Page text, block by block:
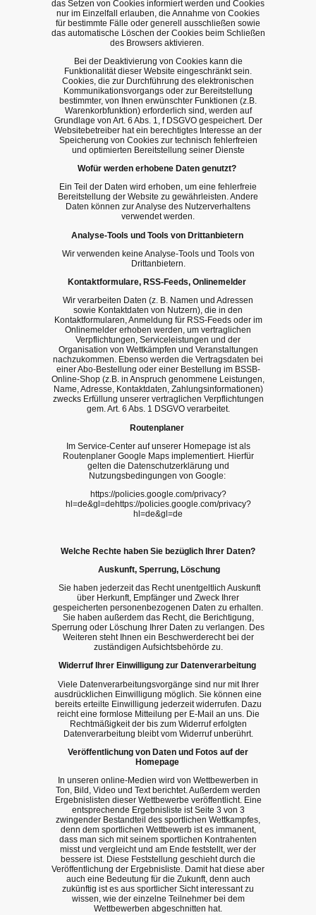
das Setzen von Cookies informiert werden und Cookies
nur im Einzelfall erlauben, die Annahme von Cookies
für bestimmte Fälle oder generell ausschließen sowie
das automatische Löschen der Cookies beim Schließen
des Browsers aktivieren.
Bei der Deaktivierung von Cookies kann die
Funktionalität dieser Website eingeschränkt sein.
Cookies, die zur Durchführung des elektronischen
Kommunikationsvorgangs oder zur Bereitstellung
bestimmter, von Ihnen erwünschter Funktionen (z.B.
Warenkorbfunktion) erforderlich sind, werden auf
Grundlage von Art. 6 Abs. 1, f DSGVO gespeichert. Der
Websitebetreiber hat ein berechtigtes Interesse an der
Speicherung von Cookies zur technisch fehlerfreien
und optimierten Bereitstellung seiner Dienste
Wofür werden erhobene Daten genutzt?
Ein Teil der Daten wird erhoben, um eine fehlerfreie
Bereitstellung der Website zu gewährleisten. Andere
Daten können zur Analyse des Nutzerverhaltens
verwendet werden.
Analyse-Tools und Tools von Drittanbietern
Wir verwenden keine Analyse-Tools und Tools von
Drittanbietern.
Kontaktformulare, RSS-Feeds, Onlinemelder
Wir verarbeiten Daten (z. B. Namen und Adressen
sowie Kontaktdaten von Nutzern), die in den
Kontaktformularen, Anmeldung für RSS-Feeds oder im
Onlinemelder erhoben werden, um vertraglichen
Verpflichtungen, Serviceleistungen und der
Organisation von Wettkämpfen und Veranstaltungen
nachzukommen. Ebenso werden die Vertragsdaten bei
einer Abo-Bestellung oder einer Bestellung im BSSB-
Online-Shop (z.B. in Anspruch genommene Leistungen,
Name, Adresse, Kontaktdaten, Zahlungsinformationen)
zwecks Erfüllung unserer vertraglichen Verpflichtungen
gem. Art. 6 Abs. 1 DSGVO verarbeitet.
Routenplaner
Im Service-Center auf unserer Homepage ist als
Routenplaner Google Maps implementiert. Hierfür
gelten die Datenschutzerklärung und
Nutzungsbedingungen von Google:
https://policies.google.com/privacy?
hl=de&gl=dehttps://policies.google.com/privacy?
hl=de&gl=de
Welche Rechte haben Sie bezüglich Ihrer Daten?
Auskunft, Sperrung, Löschung
Sie haben jederzeit das Recht unentgeltlich Auskunft
über Herkunft, Empfänger und Zweck Ihrer
gespeicherten personenbezogenen Daten zu erhalten.
Sie haben außerdem das Recht, die Berichtigung,
Sperrung oder Löschung Ihrer Daten zu verlangen. Des
Weiteren steht Ihnen ein Beschwerderecht bei der
zuständigen Aufsichtsbehörde zu.
Widerruf Ihrer Einwilligung zur Datenverarbeitung
Viele Datenverarbeitungsvorgänge sind nur mit Ihrer
ausdrücklichen Einwilligung möglich. Sie können eine
bereits erteilte Einwilligung jederzeit widerrufen. Dazu
reicht eine formlose Mitteilung per E-Mail an uns. Die
Rechtmäßigkeit der bis zum Widerruf erfolgten
Datenverarbeitung bleibt vom Widerruf unberührt.
Veröffentlichung von Daten und Fotos auf der
Homepage
In unseren online-Medien wird von Wettbewerben in
Ton, Bild, Video und Text berichtet. Außerdem werden
Ergebnislisten dieser Wettbewerbe veröffentlicht. Eine
entsprechende Ergebnisliste ist Seite 3 von 3
zwingender Bestandteil des sportlichen Wettkampfes,
denn dem sportlichen Wettbewerb ist es immanent,
dass man sich mit seinem sportlichen Kontrahenten
misst und vergleicht und am Ende feststellt, wer der
bessere ist. Diese Feststellung geschieht durch die
Veröffentlichung der Ergebnisliste. Damit hat diese aber
auch eine Bedeutung für die Zukunft, denn auch
zukünftig ist es aus sportlicher Sicht interessant zu
wissen, wie der einzelne Teilnehmer bei dem
Wettbewerben abgeschnitten hat.